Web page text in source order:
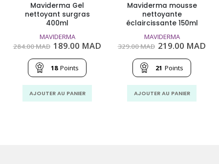
Maviderma Gel
nettoyant surgras
400ml
MAVIDERMA
284.00MAD Le
prix
initial
était :
284.00
MAD.
189.00 MAD
18 Points
AJOUTER AU PANIER
Maviderma mousse
nettoyante
éclaircissante 150ml
MAVIDERMA
329.00MAD Le
prix
initial
était :
329.00
MAD.
219.00 MAD
21 Points
AJOUTER AU PANIER